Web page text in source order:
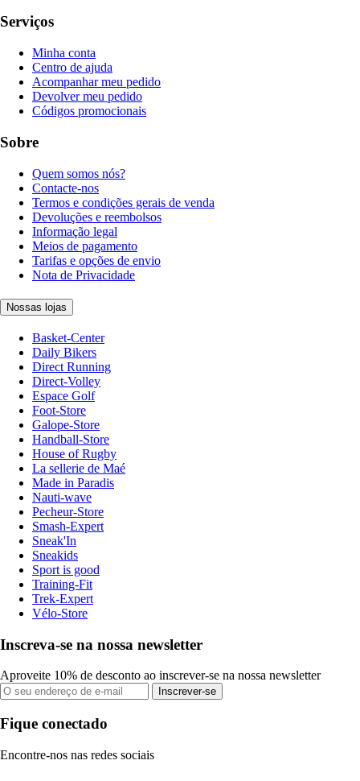
Serviços
Minha conta
Centro de ajuda
Acompanhar meu pedido
Devolver meu pedido
Códigos promocionais
Sobre
Quem somos nós?
Contacte-nos
Termos e condições gerais de venda
Devoluções e reembolsos
Informação legal
Meios de pagamento
Tarifas e opções de envio
Nota de Privacidade
Nossas lojas
Basket-Center
Daily Bikers
Direct Running
Direct-Volley
Espace Golf
Foot-Store
Galope-Store
Handball-Store
House of Rugby
La sellerie de Maé
Made in Paradis
Nauti-wave
Pecheur-Store
Smash-Expert
Sneak'In
Sneakids
Sport is good
Training-Fit
Trek-Expert
Vélo-Store
Inscreva-se na nossa newsletter
Aproveite 10% de desconto ao inscrever-se na nossa newsletter
Inscrever-se
Fique conectado
Encontre-nos nas redes sociais